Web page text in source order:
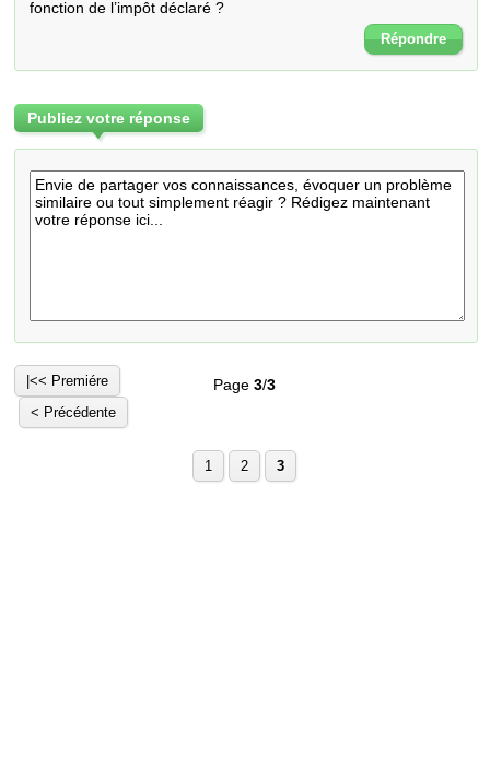
fonction de l’impôt déclaré ?
Répondre
Publiez votre réponse
|<< Premiére
< Précédente
Page3/3
1 2 3